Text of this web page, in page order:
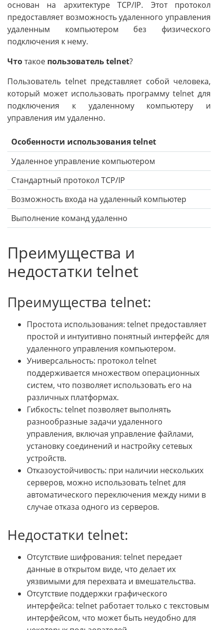
основан на архитектуре TCP/IP. Этот протокол
предоставляет возможность удаленного управления
удаленным компьютером без физического
подключения к нему.
Чтотакое пользователь telnet?
Пользователь telnet представляет собой человека,
который может использовать программу telnet для
подключения к удаленному компьютеру и
управления им удаленно.
Особенности использования telnet
Удаленное управление компьютером
Стандартный протокол TCP/IP
Возможность входа на удаленный компьютер
Выполнение команд удаленно
Преимущества и
недостатки telnet
Преимущества telnet:
Простота использования: telnet предоставляет
простой и интуитивно понятный интерфейс для
удаленного управления компьютером.
Универсальность: протокол telnet
поддерживается множеством операционных
систем, что позволяет использовать его на
различных платформах.
Гибкость: telnet позволяет выполнять
разнообразные задачи удаленного
управления, включая управление файлами,
установку соединений и настройку сетевых
устройств.
Отказоустойчивость: при наличии нескольких
серверов, можно использовать telnet для
автоматического переключения между ними в
случае отказа одного из серверов.
Недостатки telnet:
Отсутствие шифрования: telnet передает
данные в открытом виде, что делает их
уязвимыми для перехвата и вмешательства.
Отсутствие поддержки графического
интерфейса: telnet работает только с текстовым
интерфейсом, что может быть неудобно для